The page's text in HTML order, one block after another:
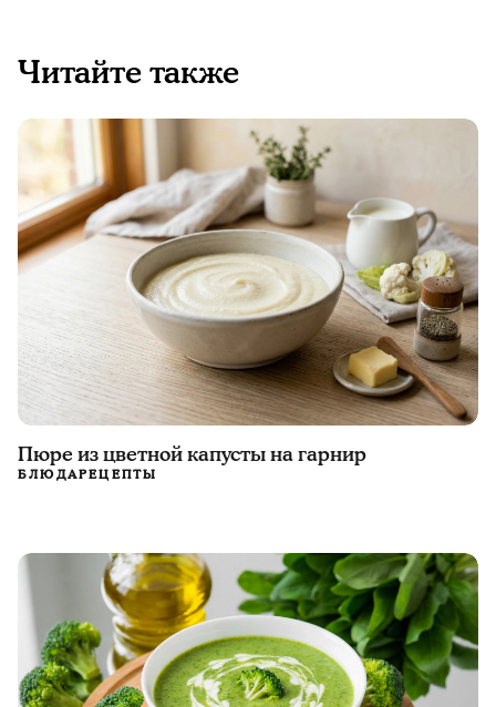
Читайте также
Пюре из цветной капусты на гарнир
БЛЮДАРЕЦЕПТЫ